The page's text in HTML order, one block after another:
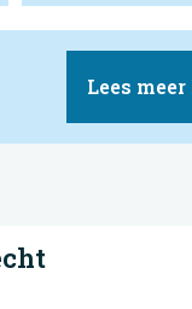
Lees meer